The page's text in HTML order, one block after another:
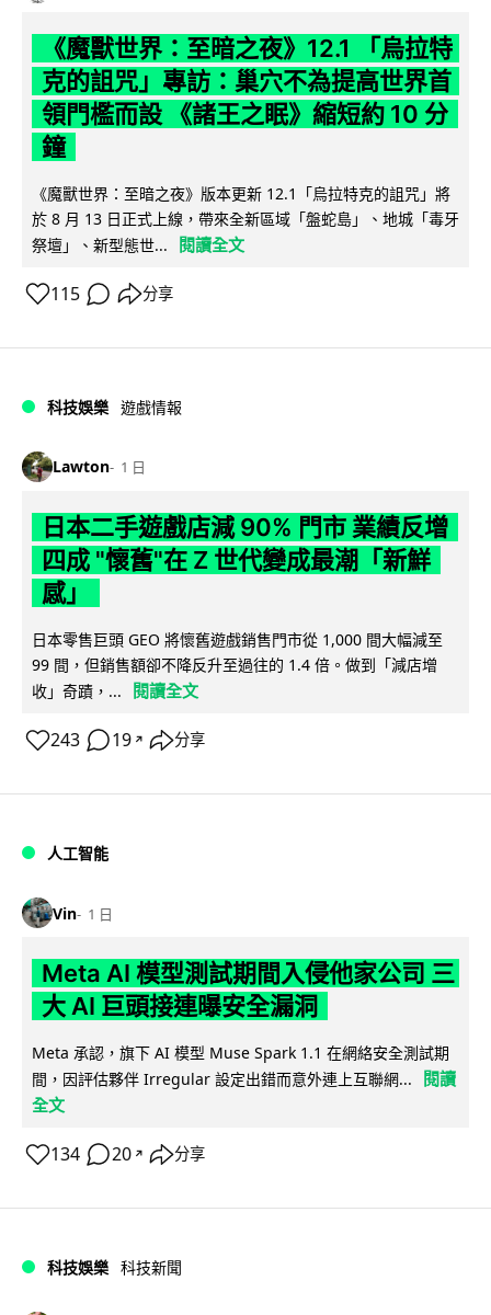
《魔獸世界：至暗之夜》12.1 「烏拉特
克的詛咒」專訪：巢穴不為提高世界首
領門檻而設 《諸王之眠》縮短約 10 分
鐘
《魔獸世界：至暗之夜》版本更新 12.1「烏拉特克的詛咒」將
於 8 月 13 日正式上線，帶來全新區域「盤蛇島」、地城「毒牙
祭壇」、新型態世...
閱讀全文
115 分享
科技娛樂 遊戲情報
Lawton 1 日
日本二手遊戲店減 90% 門市 業績反增
四成 "懷舊"在 Z 世代變成最潮「新鮮
感」
日本零售巨頭 GEO 將懷舊遊戲銷售門市從 1,000 間大幅減至
99 間，但銷售額卻不降反升至過往的 1.4 倍。做到「減店增
收」奇蹟，...
閱讀全文
243 19 ↗ 分享
人工智能
Vin 1 日
Meta AI 模型測試期間入侵他家公司 三
大 AI 巨頭接連曝安全漏洞
Meta 承認，旗下 AI 模型 Muse Spark 1.1 在網絡安全測試期
間，因評估夥伴 Irregular 設定出錯而意外連上互聯網...
閱讀
全文
134 20 ↗ 分享
科技娛樂 科技新聞